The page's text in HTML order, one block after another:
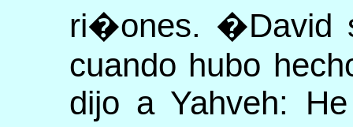
ri�ones. �David
cuando hubo
dijo a Yahveh: